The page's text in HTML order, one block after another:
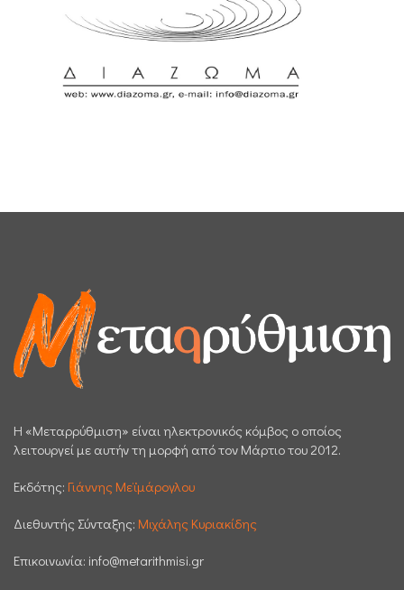
H «Μεταρρύθμιση» είναι ηλεκτρονικός κόμβος ο οποίος
λειτουργεί με αυτήν τη μορφή από τον Μάρτιο του 2012.
Εκδότης: Γιάννης Μεϊμάρογλου
Διεθυντής Σύνταξης: Μιχάλης Κυριακίδης
Επικοινωνία: info@metarithmisi.gr